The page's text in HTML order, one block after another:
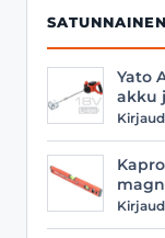
SATUNNAINEN
Yato
akku